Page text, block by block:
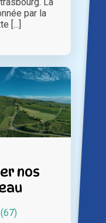
par la
[...]
nos